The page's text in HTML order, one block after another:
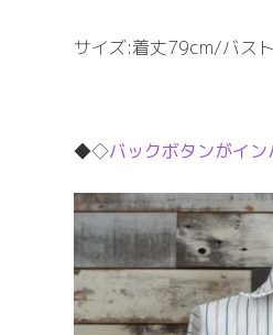
サイズ:着丈79cm/バス
◆◇バックボタンがイ